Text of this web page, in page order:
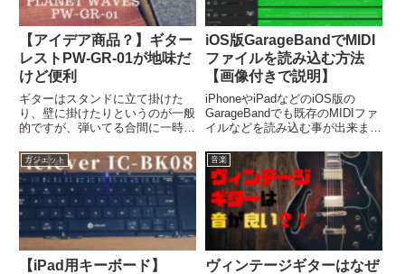
【アイデア商品？】ギター
レストPW-GR-01が地味だ
けど便利
ギターはスタンドに立て掛けた
り、壁に掛けたりというのが一般
的ですが、弾いてる合間に一時的
も多いと思います。そんな時に便
利なギターレストを少し紹介した
いと思います。以前、知人も「何
これ、めっちゃいいね」と絶賛し
て...
iOS版GarageBandでMIDI
ファイルを読み込む方法
【画像付きで説明】
iPhoneやiPadなどのiOS版の
GarageBandでも既存のMIDIファ
イルなどを読み込む事が出来ま
イルのインポート方法を画像多め
で説明します。
ガジェット
【iPad用キーボード】
音楽
ヴィンテージギターはなぜ